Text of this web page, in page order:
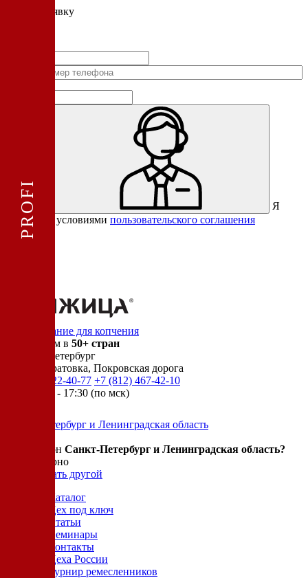
заявку
Отправить
Я
согласен с условиями пользовательского соглашения
Санкт-Петербург и Ленинградская область
Ваш регион Санкт-Петербург и Ленинградская область?
Да, все верно
Нет, выбрать другой
Оборудование для копчения
Доставляем в 50+ стран
Санкт-Петербург
п. Новосаратовка, Покровская дорога
+7 (905) 222-40-77 +7 (812) 467-42-10
пн-пт 9:00 - 17:30 (по мск)
Каталог
Цех под ключ
Статьи
Семинары
Контакты
Цеха России
Турнир ремесленников